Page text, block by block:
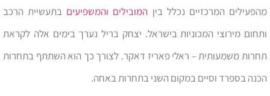
מהפעילים המרכזיים נכלל בין המובילים והמשפיעים בתעשיית הרכב
ותחום מירוצי המכוניות בישראל. יצחק בריל נערך בימים אלה לקראת
תחרות משמעותית – ראלי פאריז דאקר. לצורך כך הוא השתתף בתחרות
הכנה בספרד וסיים במקום השני בתחרות באחה.